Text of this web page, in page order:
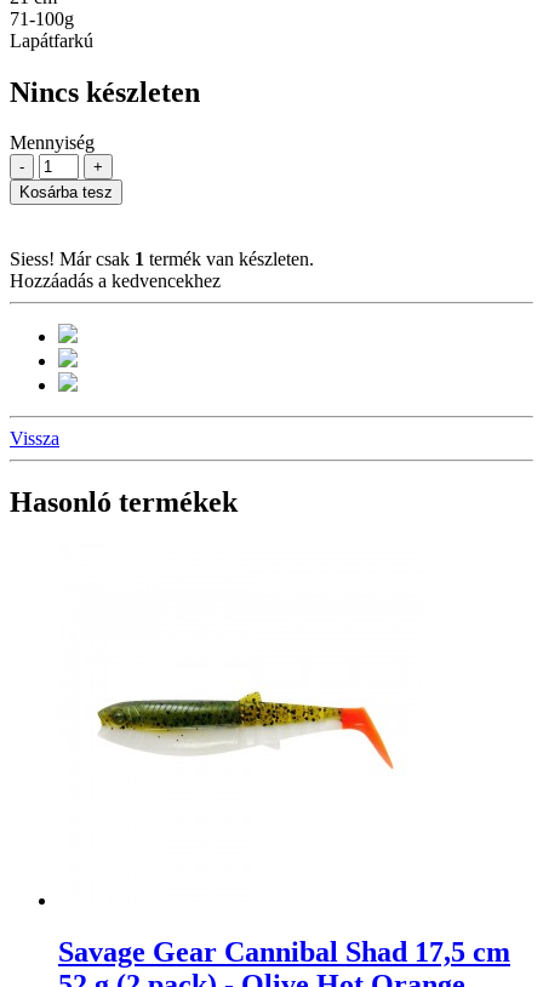
71-100g
Lapátfarkú
Nincs készleten
Mennyiség
-
+
Kosárba tesz
Siess! Már csak 1 termék van készleten.
Hozzáadás a kedvencekhez
Vissza
Hasonló termékek
Savage Gear Cannibal Shad 17,5 cm